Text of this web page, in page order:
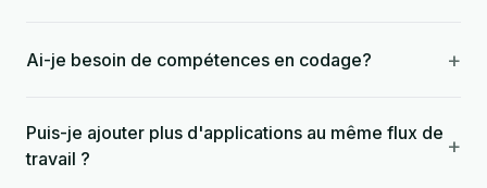
Ai-je besoin de compétences en codage? +
Puis-je ajouter plus d'applications au même flux de
travail ?
+